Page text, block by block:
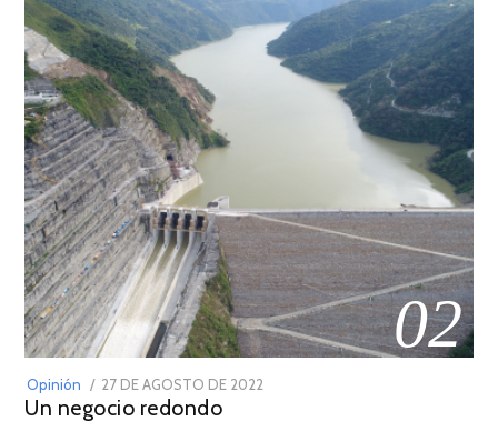
02
Opinión
POSTED
ON
27 DE AGOSTO DE 2022
Un negocio redondo